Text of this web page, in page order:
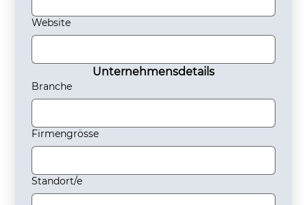
Website
Unternehmensdetails
Branche
Firmengrösse
Standort/e